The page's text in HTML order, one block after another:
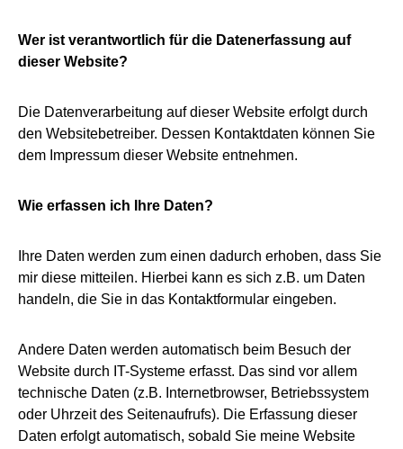
Wer ist verantwortlich für die Datenerfassung auf
dieser Website?
Die Datenverarbeitung auf dieser Website erfolgt durch
den Websitebetreiber. Dessen Kontaktdaten können Sie
dem Impressum dieser Website entnehmen.
Wie erfassen ich Ihre Daten?
Ihre Daten werden zum einen dadurch erhoben, dass Sie
mir diese mitteilen. Hierbei kann es sich z.B. um Daten
handeln, die Sie in das Kontaktformular eingeben.
Andere Daten werden automatisch beim Besuch der
Website durch IT-Systeme erfasst. Das sind vor allem
technische Daten (z.B. Internetbrowser, Betriebssystem
oder Uhrzeit des Seitenaufrufs). Die Erfassung dieser
Daten erfolgt automatisch, sobald Sie meine Website